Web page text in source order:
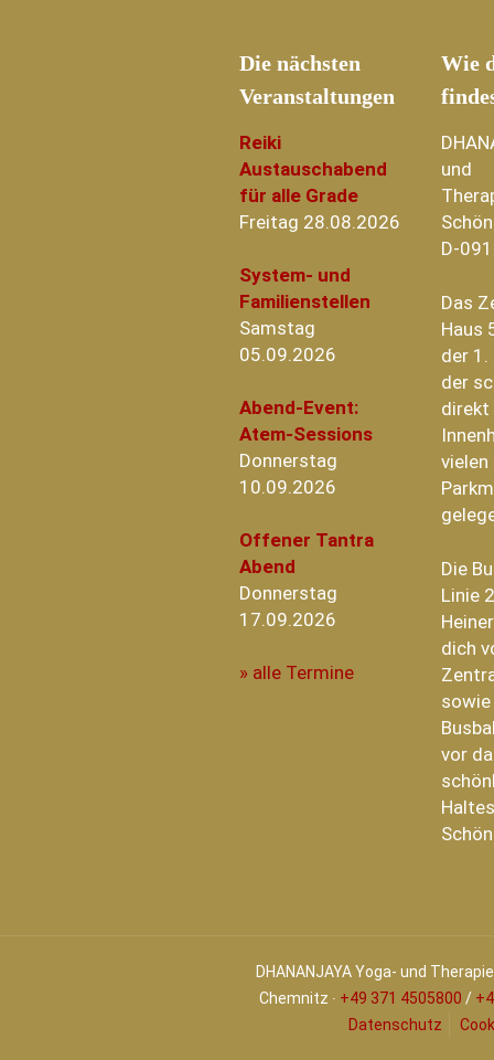
Die nächsten
Veranstaltungen
Reiki
Austauschabend
für alle Grade
Freitag 28.08.2026
System- und
Familienstellen
Samstag
05.09.2026
Abend-Event:
Atem-Sessions
Donnerstag
10.09.2026
Offener Tantra
Abend
Donnerstag
17.09.2026
» alle Termine
Wie
und
D-
Das
Haus
der 1.
der
direkt
vielen
Die
Linie
dich
vor
DHANANJAYA Yoga- und
Chemnitz ∙ +49 371 4505800 /
Datenschutz